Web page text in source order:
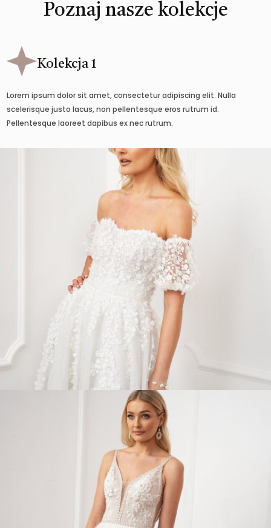
Poznaj nasze kolekcje
Kolekcja 1
Lorem ipsum dolor sit amet, consectetur adipiscing elit. Nulla
scelerisque justo lacus, non pellentesque eros rutrum id.
Pellentesque laoreet dapibus ex nec rutrum.